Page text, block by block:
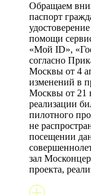
Обращаем
паспорт
помощи
«Мой ID»,
согласно
Москвы от 4
изменений в
Москвы от 21
реализации
пилотного
не
посещении
зал
проекта,